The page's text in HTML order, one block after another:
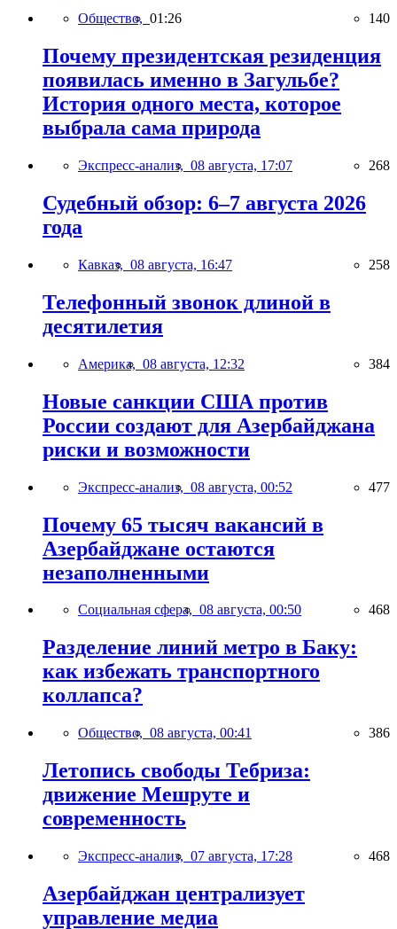
Общество, 01:26 140
Почему президентская резиденция
появилась именно в Загульбе?
История одного места, которое
выбрала сама природа
Экспресс-анализ, 08 августа, 17:07 268
Судебный обзор: 6–7 августа 2026
года
Кавказ, 08 августа, 16:47 258
Телефонный звонок длиной в
десятилетия
Америка, 08 августа, 12:32 384
Новые санкции США против
России создают для Азербайджана
риски и возможности
Экспресс-анализ, 08 августа, 00:52 477
Почему 65 тысяч вакансий в
Азербайджане остаются
незаполненными
Социальная сфера, 08 августа, 00:50 468
Разделение линий метро в Баку:
как избежать транспортного
коллапса?
Общество, 08 августа, 00:41 386
Летопись свободы Тебриза:
движение Мешруте и
современность
Экспресс-анализ, 07 августа, 17:28 468
Азербайджан централизует
управление медиа